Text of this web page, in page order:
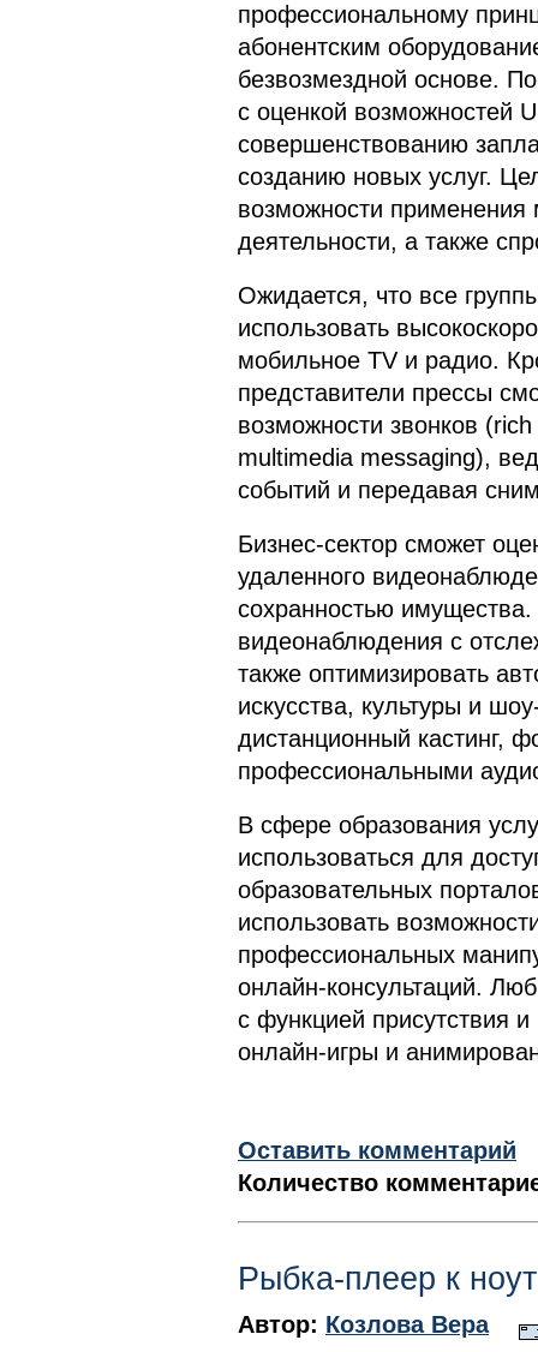
профессиональному
абонентским
безвозмездной основе.
с оценкой возможностей
совершенствованию
созданию новых услуг.
возможности применения
деятельности, а также
Ожидается, что все
использовать
мобильное TV и радио.
представители прессы
возможности звонков
multimedia messaging),
событий и передавая
Бизнес-сектор сможет
удаленного
сохранностью
видеонаблюдения с
также оптимизировать
искусства, культуры и
дистанционный кастинг,
профессиональными
В сфере образования
использоваться для
образовательных
использовать
профессиональных
онлайн-консультаций.
с функцией присутствия
онлайн-игры и
Оставить комментарий
Количество
Рыбка-плеер к
Автор: Козлова Вера